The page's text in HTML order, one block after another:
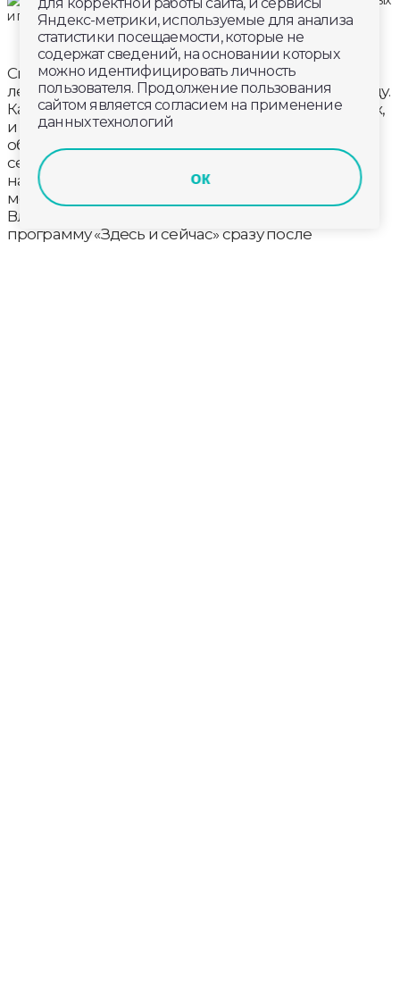
Смотрите сегодня в программе «Здесь и сейчас»:
летний отдых и подготовка к новому учебному году.
Как проводят время школьники в детских лагерях,
и какие учебные заведения ремонтируют в
областном центре? Обо всем этом расскажем
сегодня в эфире «Губернии 33». Гость студии - и.о.
начальника управления образования и
молодёжной политики администрации г.
Владимира – Наталья Китаева. Не пропустите
программу «Здесь и сейчас» сразу после
Яндекс-метрики, используемые для анализа
статистики посещаемости, которые не
содержат сведений, на основании которых
можно идентифицировать личность
пользователя. Продолжение пользования
сайтом является согласием на применение
данных технологий
ок